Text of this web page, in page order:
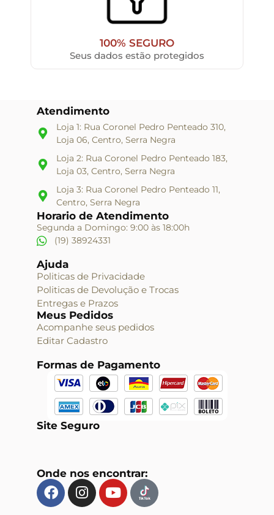
100% SEGURO
Seus dados estão protegidos
Atendimento
Loja 1: Rua Coronel Pedro Penteado 310,
Loja 06, Centro, Serra Negra
Loja 2: Rua Coronel Pedro Penteado 183,
Loja 03, Centro, Serra Negra
Loja 3: Rua Coronel Pedro Penteado 11,
Centro, Serra Negra
Horario de Atendimento
Segunda a Domingo: 9:00 às 18:00h
(19) 38924331
Ajuda
Politicas de Privacidade
Politicas de Devolução e Trocas
Entregas e Prazos
Meus Pedidos
Acompanhe seus pedidos
Editar Cadastro
Formas de Pagamento
Site Seguro
Onde nos encontrar: